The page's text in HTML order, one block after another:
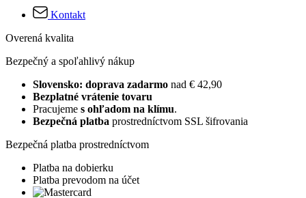
Kontakt
Overená kvalita
Bezpečný a spoľahlivý nákup
Slovensko: doprava zadarmo nad € 42,90
Bezplatné vrátenie tovaru
Pracujeme s ohľadom na klímu.
Bezpečná platba prostredníctvom SSL šifrovania
Bezpečná platba prostredníctvom
Platba na dobierku
Platba prevodom na účet